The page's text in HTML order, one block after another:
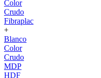
Color
Crudo
Fibraplac
+
Blanco
Color
Crudo
MDP
HDF